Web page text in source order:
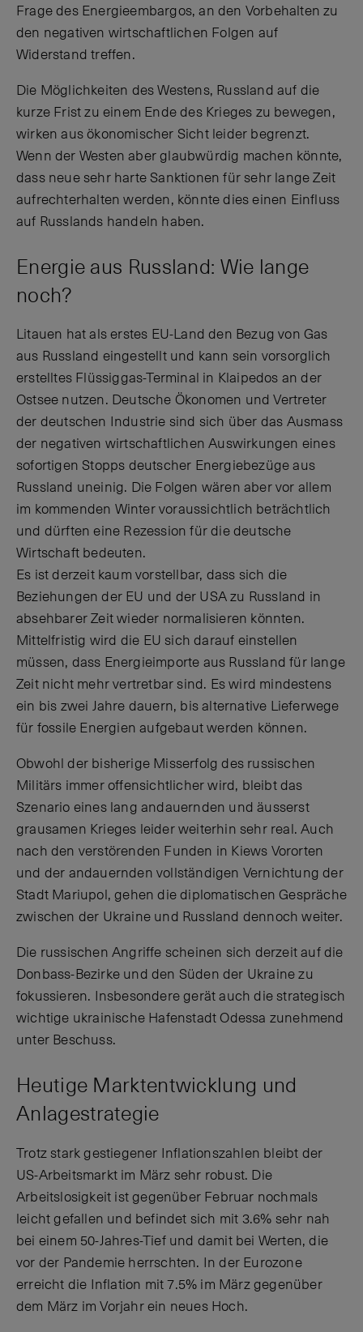
Frage des Energieembargos, an den Vorbehalten zu
den negativen wirtschaftlichen Folgen auf
Widerstand treffen.
Die Möglichkeiten des Westens, Russland auf die
kurze Frist zu einem Ende des Krieges zu bewegen,
wirken aus ökonomischer Sicht leider begrenzt.
Wenn der Westen aber glaubwürdig machen könnte,
dass neue sehr harte Sanktionen für sehr lange Zeit
aufrechterhalten werden, könnte dies einen Einfluss
auf Russlands handeln haben.
Energie aus Russland: Wie lange
noch?
Litauen hat als erstes EU-Land den Bezug von Gas
aus Russland eingestellt und kann sein vorsorglich
erstelltes Flüssiggas-Terminal in Klaipedos an der
Ostsee nutzen. Deutsche Ökonomen und Vertreter
der deutschen Industrie sind sich über das Ausmass
der negativen wirtschaftlichen Auswirkungen eines
sofortigen Stopps deutscher Energiebezüge aus
Russland uneinig. Die Folgen wären aber vor allem
im kommenden Winter voraussichtlich beträchtlich
und dürften eine Rezession für die deutsche
Wirtschaft bedeuten.
Es ist derzeit kaum vorstellbar, dass sich die
Beziehungen der EU und der USA zu Russland in
absehbarer Zeit wieder normalisieren könnten.
Mittelfristig wird die EU sich darauf einstellen
müssen, dass Energieimporte aus Russland für lange
Zeit nicht mehr vertretbar sind. Es wird mindestens
ein bis zwei Jahre dauern, bis alternative Lieferwege
für fossile Energien aufgebaut werden können.
Obwohl der bisherige Misserfolg des russischen
Militärs immer offensichtlicher wird, bleibt das
Szenario eines lang andauernden und äusserst
grausamen Krieges leider weiterhin sehr real. Auch
nach den verstörenden Funden in Kiews Vororten
und der andauernden vollständigen Vernichtung der
Stadt Mariupol, gehen die diplomatischen Gespräche
zwischen der Ukraine und Russland dennoch weiter.
Die russischen Angriffe scheinen sich derzeit auf die
Donbass-Bezirke und den Süden der Ukraine zu
fokussieren. Insbesondere gerät auch die strategisch
wichtige ukrainische Hafenstadt Odessa zunehmend
unter Beschuss.
Heutige Marktentwicklung und
Anlagestrategie
Trotz stark gestiegener Inflationszahlen bleibt der
US-Arbeitsmarkt im März sehr robust. Die
Arbeitslosigkeit ist gegenüber Februar nochmals
leicht gefallen und befindet sich mit 3.6% sehr nah
bei einem 50-Jahres-Tief und damit bei Werten, die
vor der Pandemie herrschten. In der Eurozone
erreicht die Inflation mit 7.5% im März gegenüber
dem März im Vorjahr ein neues Hoch.